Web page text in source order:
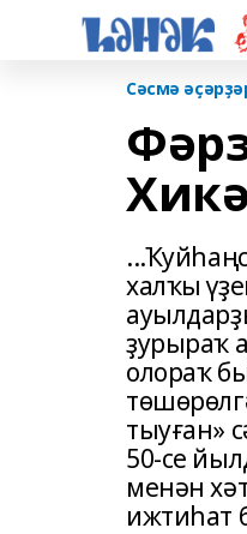
Сәсмә
халҡы
ҙурыраҡ
олораҡ
тыуған»
50-се
менән
ижтиһат